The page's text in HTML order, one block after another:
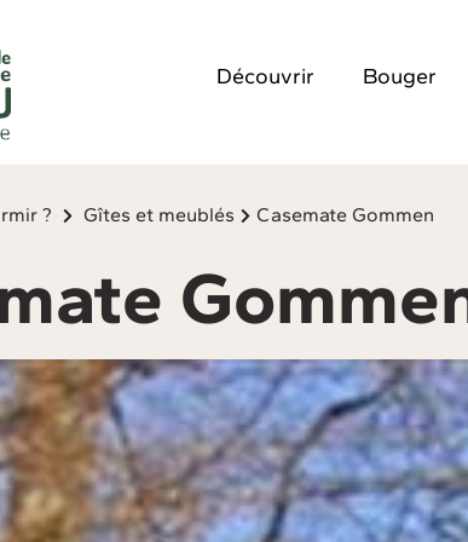
Découvrir Bouger
? Gîtes et meublés Casemate Gommen